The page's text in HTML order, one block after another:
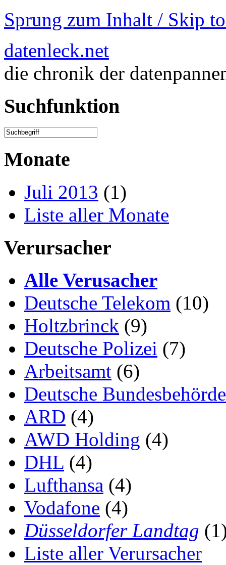
Sprung zum Inhalt / Skip
datenleck.net
die chronik der
Suchfunktion
Monate
Juli 2013 (1)
Liste aller Monate
Verursacher
Alle Verusacher
Deutsche Telekom (10)
Holtzbrinck (9)
Deutsche Polizei (7)
Arbeitsamt (6)
Deutsche
ARD (4)
AWD Holding (4)
DHL (4)
Lufthansa (4)
Vodafone (4)
Düsseldorfer Landtag
Liste aller Verursacher